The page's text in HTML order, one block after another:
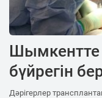
Шымкентте
бүйрегін
Дәрігерлер